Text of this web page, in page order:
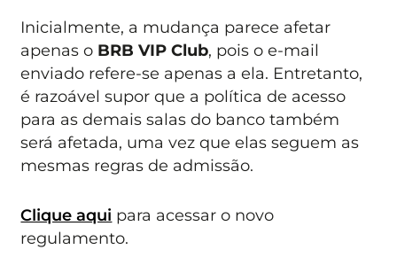
Inicialmente, a mudança parece afetar
apenas o BRB VIP Club, pois o e-mail
enviado refere-se apenas a ela. Entretanto,
é razoável supor que a política de acesso
para as demais salas do banco também
será afetada, uma vez que elas seguem as
mesmas regras de admissão.
Clique aqui para acessar o novo
regulamento.